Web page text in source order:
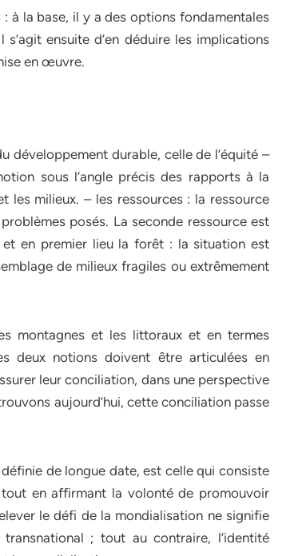
à la base, il y a des options fondamentales
ensuite d’en déduire les implications
en œuvre.
développement durable, celle de l’équité –
sous l’angle précis des rapports à la
les milieux. – les ressources : la ressource
posés. La seconde ressource est
et en premier lieu la forêt : la situation est
de milieux fragiles ou extrêmement
montagnes et les littoraux et en termes
deux notions doivent être articulées en
leur conciliation, dans une perspective
aujourd’hui, cette conciliation passe
de longue date, est celle qui consiste
en affirmant la volonté de promouvoir
le défi de la mondialisation ne signifie
; tout au contraire, l’identité